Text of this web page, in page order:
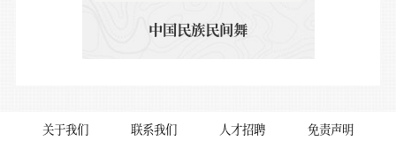
中国民族民间舞
关于我们 联系我们 人才招聘 免责声明